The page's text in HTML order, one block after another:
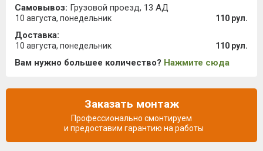
Самовывоз: Грузовой проезд, 13 АД
10 августа, понедельник 110 рул.
Доставка:
10 августа, понедельник 110 рул.
Вам нужно большее количество? Нажмите сюда
Заказать монтаж
Профессионально смонтируем
и предоставим гарантию на работы